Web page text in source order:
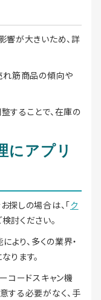
響が大きいため、詳
れ筋商品の傾向や
することで、在庫の
にアプリ
探しの場合は、「ク
討ください。
り、多くの業界・
ります。
コードスキャン機
する必要がなく、手